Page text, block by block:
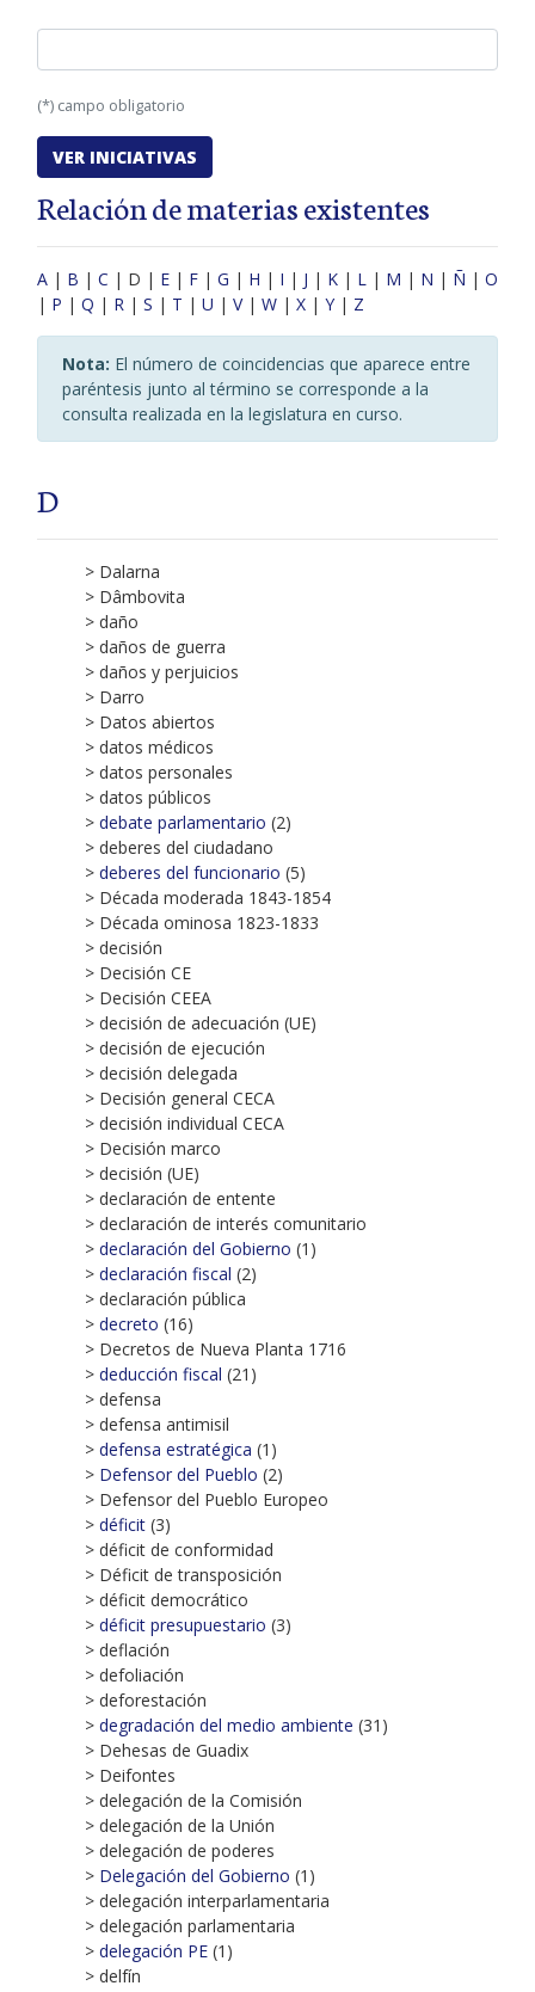
(*) campo obligatorio
Relación de materias existentes
A | B | C | D | E | F | G | H | I | J | K | L | M | N | Ñ | O
| P | Q | R | S | T | U | V| W | X | Y | Z
Nota: El número de coincidencias que aparece entre
paréntesis junto al término se corresponde a la
consulta realizada en la legislatura en curso.
D
> Dalarna
> Dâmbovita
> daño
> daños de guerra
> daños y perjuicios
> Darro
> Datos abiertos
> datos médicos
> datos personales
> datos públicos
> debate parlamentario (2)
> deberes del ciudadano
> deberes del funcionario (5)
> Década moderada 1843-1854
> Década ominosa 1823-1833
> decisión
> Decisión CE
> Decisión CEEA
> decisión de adecuación (UE)
> decisión de ejecución
> decisión delegada
> Decisión general CECA
> decisión individual CECA
> Decisión marco
> decisión (UE)
> declaración de entente
> declaración de interés comunitario
> declaración del Gobierno (1)
> declaración fiscal (2)
> declaración pública
> decreto (16)
> Decretos de Nueva Planta 1716
> deducción fiscal (21)
> defensa
> defensa antimisil
> defensa estratégica (1)
> Defensor del Pueblo (2)
> Defensor del Pueblo Europeo
> déficit (3)
> déficit de conformidad
> Déficit de transposición
> déficit democrático
> déficit presupuestario (3)
> deflación
> defoliación
> deforestación
> degradación del medio ambiente (31)
> Dehesas de Guadix
> Deifontes
> delegación de la Comisión
> delegación de la Unión
> delegación de poderes
> Delegación del Gobierno (1)
> delegación interparlamentaria
> delegación parlamentaria
> delegación PE (1)
> delfín